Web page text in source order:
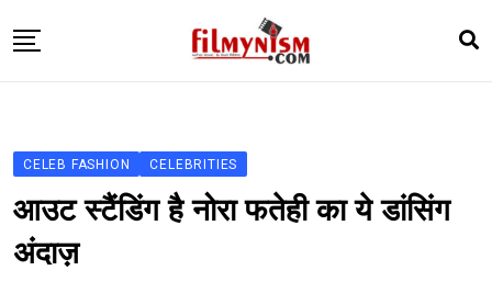
to
TELEVISION
BHOJPURI
NEWS ABTAK
CELEB FASHION CELEBRITIES
आउट स्टैंडिंग है नोरा फतेही का ये डांसिंग
अंदाज़